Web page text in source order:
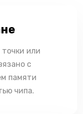
или
с
памяти
чипа.